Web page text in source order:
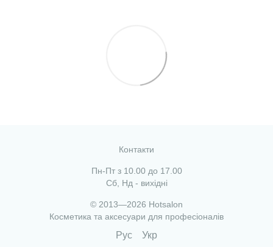
Контакти
Пн-Пт з 10.00 до 17.00
Сб, Нд - вихідні
© 2013—2026 Hotsalon
Косметика та аксесуари для професіоналів
Рус Укр